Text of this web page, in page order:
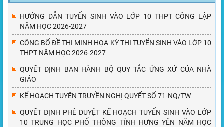
HƯỚNG DẪN TUYỂN SINH VÀO LỚP 10 THPT CÔNG LẬP
NĂM HỌC 2026-2027
CÔNG BỐ ĐỀ THI MINH HỌA KỲ THI TUYỂN SINH VÀO LỚP 10
THPT NĂM HỌC 2026-2027
QUYẾT ĐỊNH BAN HÀNH BỘ QUY TẮC ỨNG XỬ CỦA NHÀ
GIÁO
KẾ HOẠCH TUYÊN TRUYỀN NGHỊ QUYẾT SỐ 71-NQ/TW
QUYẾT ĐỊNH PHÊ DUYỆT KẾ HOẠCH TUYỂN SINH VÀO LỚP
10 TRUNG HỌC PHỔ THÔNG TỈNH HƯNG YÊN NĂM HỌC